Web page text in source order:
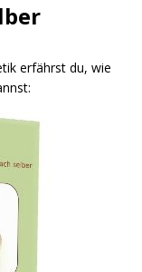
erfährst du, wie